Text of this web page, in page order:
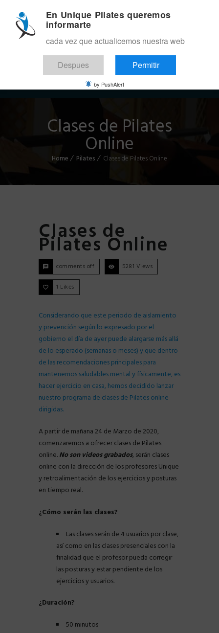
Clases de Pilates
Online
Home Pilates Clases de Pilates Online
Clases de
Pilates Online
comments off 5281 Views
1 Likes
Considerando que este periodo de aislamiento
y prevención según lo expresado por el
gobierno el día de ayer puede alargarse más allá
de lo esperado (semanas o meses) y que dentro
de las recomendaciones principales para
mantenernos saludables mental y físicamente, es
hacer ejercicio en casa, hemos decidido lanzar
nuestro programa de clases de Pilates online
dirigidas.
A partir de mañana 24 de Marzo de 2020,
comenzaremos a ofrecer clases de Pilates
online.No son videos grabados, serán clases
online con la dirección de los profesores Unique
y retroalimentación de los ejercicios y posturas
en tiempo real.
¿Cómo serán las clases?
Las clases serán de 4 usuarios por clase,
así como en las clases presenciales con la
finalidad que el profesor pueda corregir
las posturas y estar pendiente de los
ejercicios y usuarios.
¿Duración?
50 minutos
En Unique Pilates queremos
informarte
cada vez que actualicemos nuestra web
Despues Permitir
by PushAlert